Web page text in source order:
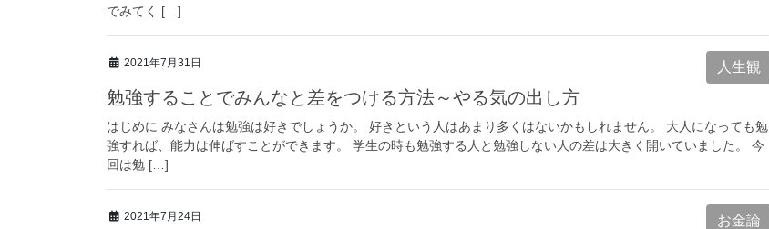
でみてく […]
2021年7月31日 人生観
勉強することでみんなと差をつける方法～やる気の出し方
はじめに みなさんは勉強は好きでしょうか。 好きという人はあまり多くはないかもしれません。 大人になっても勉
強すれば、能力は伸ばすことができます。 学生の時も勉強する人と勉強しない人の差は大きく開いていました。 今
回は勉 […]
2021年7月24日 お金論